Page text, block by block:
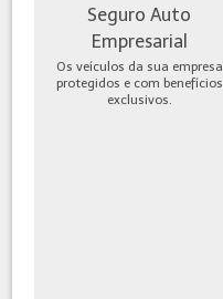
Seguro Auto
Empresarial
Os veículos da sua empresa
protegidos e com benefícios
exclusivos.